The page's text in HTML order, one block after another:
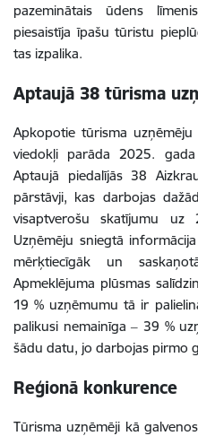
pazeminātais ūdens
piesaistīja īpašu tūristu
tas izpalika.
Aptaujā 38 tūrisma
Apkopotie tūrisma
viedokļi parāda 2025.
Aptaujā piedalījās 38
pārstāvji, kas darbojas
visaptverošu skatījumu
Uzņēmēju sniegtā
mērķtiecīgāk un
Apmeklējuma plūsmas
19 % uzņēmumu tā ir
palikusi nemainīga ‒ 39 %
šādu datu, jo darbojas pirmo
Reģionā konkurence
Tūrisma uzņēmēji kā